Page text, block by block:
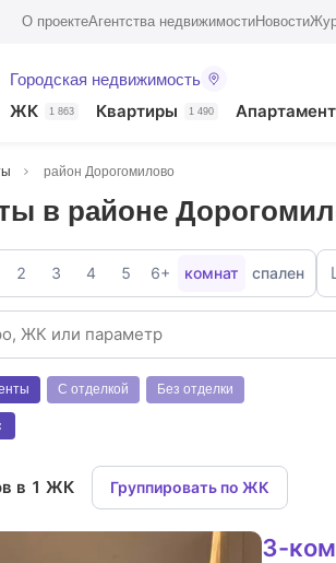
О проектеАгентства недвижимостиНовости
Городская недвижимость
ЖК 1 863 Квартиры 1 490
район Дорогомилово
в районе
2 3 4 5 6+ комнат спален
С отделкой Без отделки
в 1 ЖК Группировать по ЖК
3-